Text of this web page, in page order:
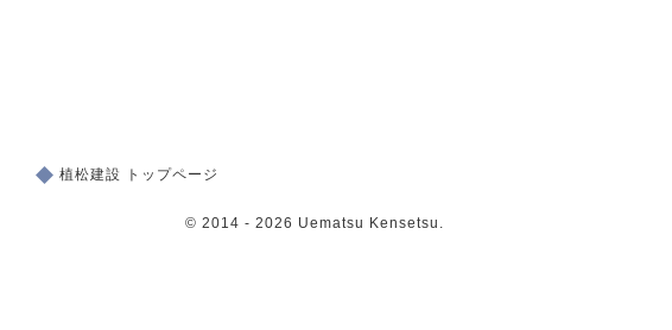
植松建設 トップページ
© 2014 - 2026 Uematsu Kensetsu.